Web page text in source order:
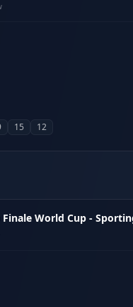
15 12
World Cup -